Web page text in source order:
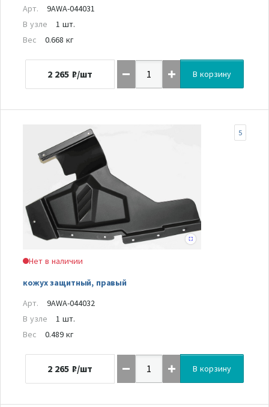
Арт.
9AWA-044031
В узле
1 шт.
Вес
0.668 кг
2 265 ₽/шт В корзину
Нет в наличии
кожух защитный, правый
5
Арт.
9AWA-044032
В узле
1 шт.
Вес
0.489 кг
2 265 ₽/шт В корзину